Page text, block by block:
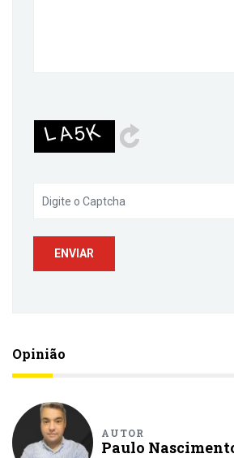
Opinião
AUTOR
Paulo